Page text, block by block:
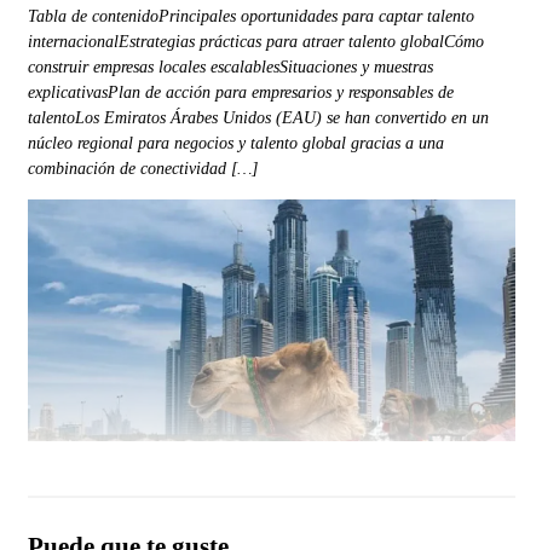
Tabla de contenidoPrincipales oportunidades para captar talento
internacionalEstrategias prácticas para atraer talento globalCómo
construir empresas locales escalablesSituaciones y muestras
explicativasPlan de acción para empresarios y responsables de
talentoLos Emiratos Árabes Unidos (EAU) se han convertido en un
núcleo regional para negocios y talento global gracias a una
combinación de conectividad […]